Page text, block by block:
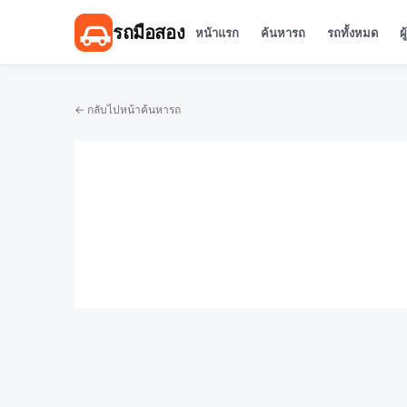
รถมือสอง หน้าแรก ค้นหารถ รถทั้งหมด
← กลับไปหน้าค้นหารถ